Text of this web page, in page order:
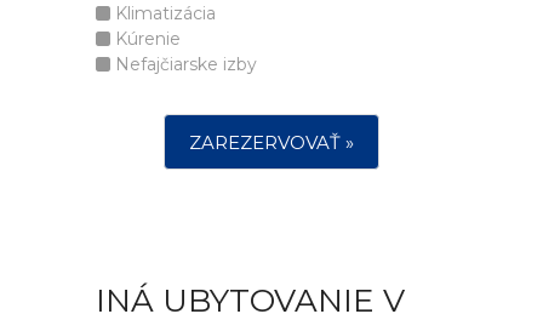
Klimatizácia
Kúrenie
Nefajčiarske izby
ZAREZERVOVAŤ »
INÁ UBYTOVANIE V